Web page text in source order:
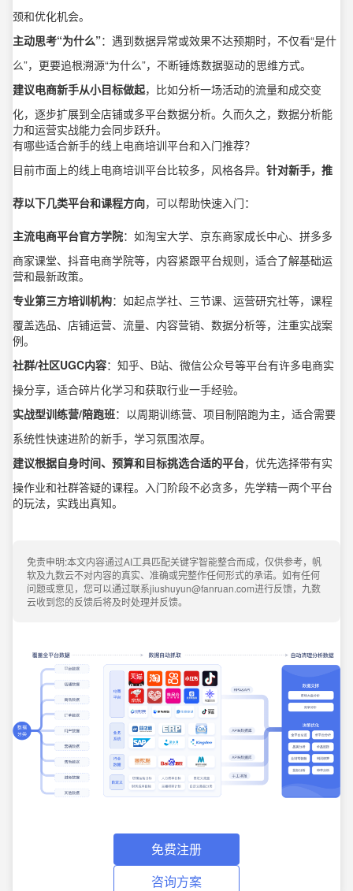
颈和优化机会。
主动思考“为什么”：遇到数据异常或效果不达预期时，不仅看“是什
么”，更要追根溯源“为什么”，不断锤炼数据驱动的思维方式。
建议电商新手从小目标做起，比如分析一场活动的流量和成交变
化，逐步扩展到全店铺或多平台数据分析。久而久之，数据分析能
力和运营实战能力会同步跃升。
有哪些适合新手的线上电商培训平台和入门推荐？
目前市面上的线上电商培训平台比较多，风格各异。 针对新手，推
荐以下几类平台和课程方向，可以帮助快速入门：
主流电商平台官方学院：如淘宝大学、京东商家成长中心、拼多多
商家课堂、抖音电商学院等，内容紧跟平台规则，适合了解基础运
营和最新政策。
专业第三方培训机构：如起点学社、三节课、运营研究社等，课程
覆盖选品、店铺运营、流量、内容营销、数据分析等，注重实战案
例。
社群/社区UGC内容：知乎、B站、微信公众号等平台有许多电商实
操分享，适合碎片化学习和获取行业一手经验。
实战型训练营/陪跑班：以周期训练营、项目制陪跑为主，适合需要
系统性快速进阶的新手，学习氛围浓厚。
建议根据自身时间、预算和目标挑选合适的平台，优先选择带有实
操作业和社群答疑的课程。入门阶段不必贪多，先学精一两个平台
的玩法，实践出真知。
免责申明:本文内容通过AI工具匹配关键字智能整合而成，仅供参考，帆
软及九数云不对内容的真实、准确或完整作任何形式的承诺。如有任何
问题或意见，您可以通过联系jiushuyun@fanruan.com进行反馈，九数
云收到您的反馈后将及时处理并反馈。
免费注册
咨询方案